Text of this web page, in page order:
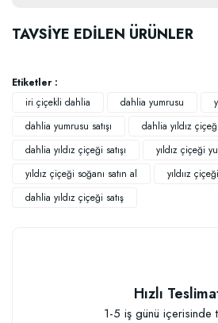
TAVSİYE EDİLEN ÜRÜNLER
Etiketler :
iri çiçekli dahlia
dahlia yumrusu
dahlia yumrusu satışı
dahlia yıldız
dahlia yıldız çiçeği satışı
yıldız çiçeği
yıldız çiçeği soğanı satın al
yıldıız
dahlia yıldız çiçeği satış
Hızlı
1-5 iş günü içerisinde